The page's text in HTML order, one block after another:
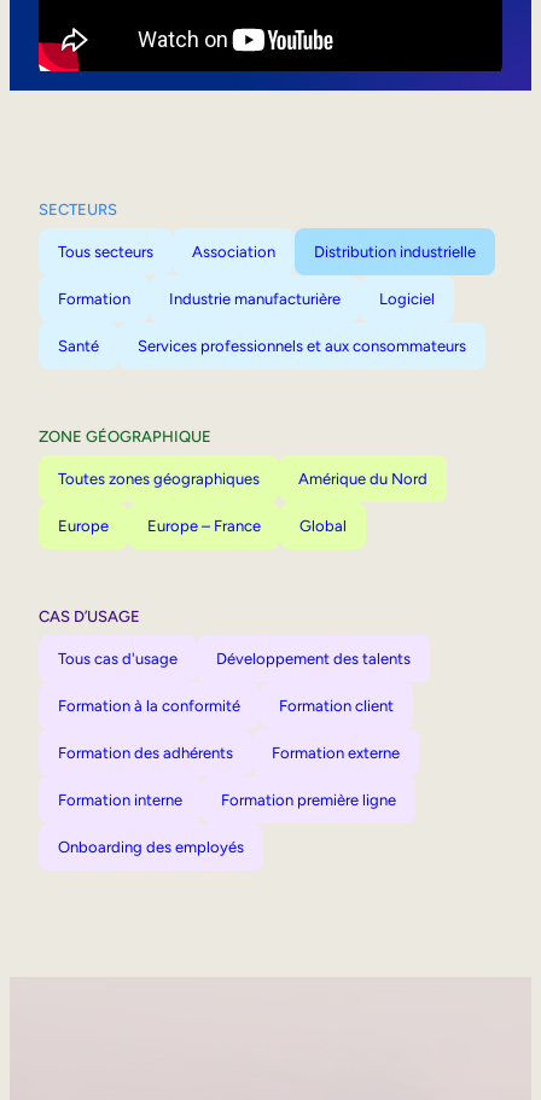
SECTEURS
Tous secteurs Association Distribution industrielle
Formation Industrie manufacturière Logiciel
Santé Services professionnels et aux consommateurs
ZONE GÉOGRAPHIQUE
Toutes zones géographiques Amérique du Nord
Europe Europe – France Global
CAS D’USAGE
Tous cas d'usage Développement des talents
Formation à la conformité Formation client
Formation des adhérents Formation externe
Formation interne Formation première ligne
Onboarding des employés